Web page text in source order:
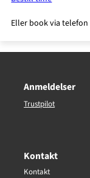
Eller book via telefon
Anmeldelser
Trustpilot
Kontakt
Kontakt